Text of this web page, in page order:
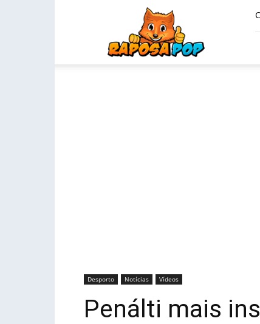
Desporto Notícias Vídeos
Penálti mais